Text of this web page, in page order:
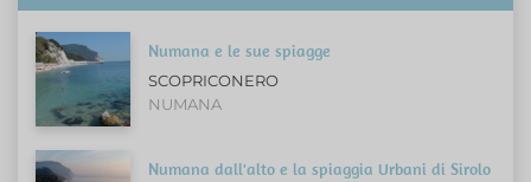
Numana e le sue spiagge
SCOPRICONERO
NUMANA
Numana dall'alto e la spiaggia Urbani di Sirolo